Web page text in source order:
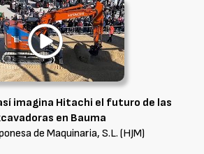
imagina Hitachi el futuro de las
en Bauma
de Maquinaria, S.L. (HJM)